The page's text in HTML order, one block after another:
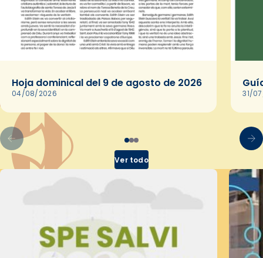
Hoja dominical del 9 de agosto de 2026
04/08/2026 31/
Ver todo